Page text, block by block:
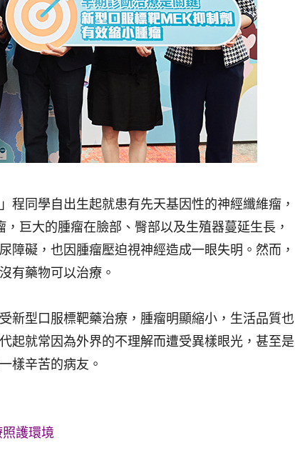
程同學自出生起就患有先天基因性的神經纖維瘤，
巨大的腫瘤在臉部、臀部以及生殖器蔓延生長，
障礙，也因腫瘤壓迫視神經造成一眼失明。然而，
有藥物可以治療。
新型口服標靶藥治療，腫瘤明顯縮小，生活品質也
起就常因為外界的不理解而遭受異樣眼光，甚至是
樣辛苦的病友。
護環境